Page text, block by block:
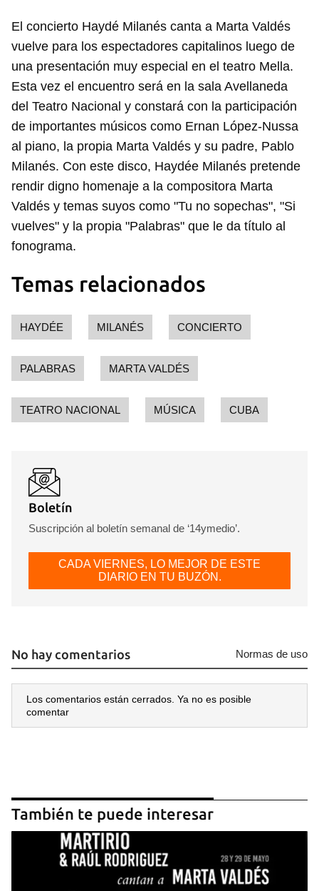
Guardar como favorito
Para poder guardar como favorito, primero has de
iniciar sesión con tu cuenta de 14ymedio.
El concierto Haydé Milanés canta a Marta Valdés
vuelve para los espectadores capitalinos luego de
una presentación muy especial en el teatro Mella.
Esta vez el encuentro será en la sala Avellaneda
del Teatro Nacional y constará con la participación
de importantes músicos como Ernan López-Nussa
al piano, la propia Marta Valdés y su padre, Pablo
Milanés. Con este disco, Haydée Milanés pretende
rendir digno homenaje a la compositora Marta
Valdés y temas suyos como "Tu no sopechas", "Si
vuelves" y la propia "Palabras" que le da título al
fonograma.
Temas relacionados
HAYDÉE MILANÉS CONCIERTO
PALABRAS MARTA VALDÉS
TEATRO NACIONAL MÚSICA CUBA
Boletín
Suscripción al boletín semanal de ‘14ymedio’.
CADA VIERNES, LO MEJOR DE ESTE
DIARIO EN TU BUZÓN.
No hay comentarios Normas de uso
Los comentarios están cerrados. Ya no es posible
comentar
También te puede interesar